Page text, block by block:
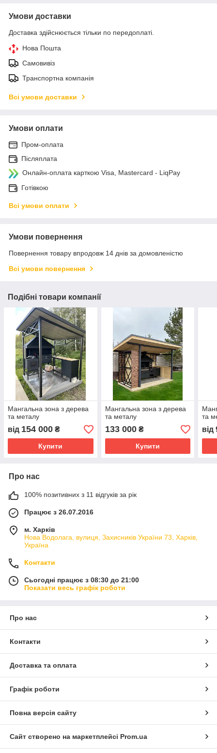
Умови доставки
Доставка здійснюється тільки по передоплаті.
Нова Пошта
Самовивіз
Транспортна компанія
Всі умови доставки
Умови оплати
Пром-оплата
Післяплата
Онлайн-оплата карткою Visa, Mastercard - LiqPay
Готівкою
Всі умови оплати
Умови повернення
Повернення товару впродовж 14 днів за домовленістю
Всі умови повернення
Подібні товари компанії
Мангальна зона з дерева
та металу
від 154 000 ₴
Купити
Мангальна зона з дерева
та металу
133 000₴
Купити
та
від
Про нас
100% позитивних з 11 відгуків за рік
Працює з 26.07.2016
м. Харків
Нова Водолага, вулиця, Захисників України 73, Харків,
Україна
Контакти
Сьогодні працює з 08:30 до 21:00
Показати весь графік роботи
Про нас
Контакти
Доставка та оплата
Графік роботи
Повна версія сайту
Сайт створено на маркетплейсі Prom.ua